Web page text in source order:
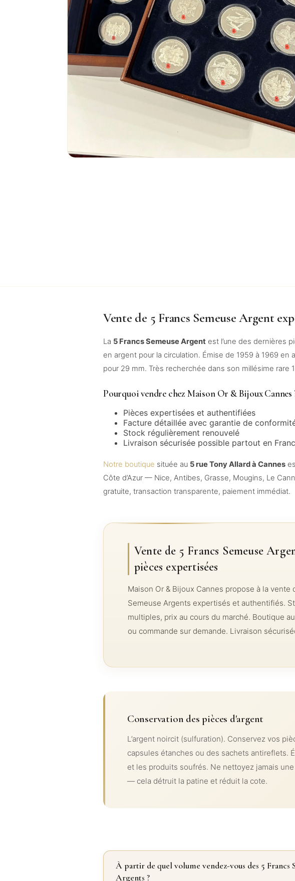
Vente de 5 Francs Semeuse Argent
La 5 Francs Semeuse Argentest l’une des dernières
en argent pour la circulation. Émise de 1959 à 1969
pour 29 mm. Très recherchée dans son millésime rare
Pourquoi vendre chez Maison Or & Bijoux Cannes
Pièces expertisées et authentifiées
Facture détaillée avec garantie de
Stock régulièrement renouvelé
Livraison sécurisée possible partout en
Notre boutique située au 5 rue Tony Allard à Cannes
Côte d’Azur — Nice, Antibes, Grasse, Mougins, Le
gratuite, transaction transparente, paiement immédiat.
Vente de 5 Francs Semeuse
pièces expertisées
Maison Or & Bijoux Cannes propose à la vente
Semeuse Argents expertisés et authentifiés.
multiples, prix au cours du marché. Boutique
ou commande sur demande. Livraison
Conservation des pièces d'argent
L’argent noircit (sulfuration). Conservez vos
capsules étanches ou des sachets antireflets.
et les produits soufrés. Ne nettoyez jamais
— cela détruit la patine et réduit la cote.
À partir de quel volume vendez-vous des 5 Francs
Argents ?